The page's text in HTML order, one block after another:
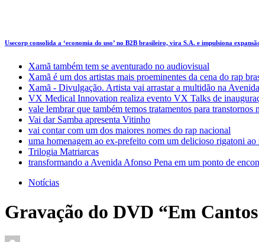
Usecorp consolida a ‘economia do uso’ no B2B brasileiro, vira S.A. e impulsiona
Xamã também tem se aventurado no audiovisual
Xamã é um dos artistas mais proeminentes da cena do rap
Xamã - Divulgação. Artista vai arrastar a multidão na
VX Medical Innovation realiza evento VX Talks de
vale lembrar que também temos tratamentos para transtornos
Vai dar Samba apresenta Vitinho
vai contar com um dos maiores nomes do rap nacional
uma homenagem ao ex-prefeito com um delicioso rigatoni
Trilogia Matriarcas
transformando a Avenida Afonso Pena em um ponto de
Notícias
Gravação do DVD “Em